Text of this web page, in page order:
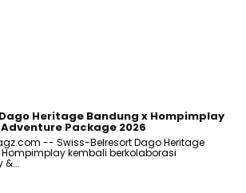
Heritage Bandung x Hompimplay
Package 2026
-- Swiss-Belresort Dago Heritage
kembali berkolaborasi
&...